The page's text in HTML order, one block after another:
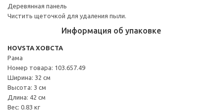
Деревянная панель
Чистить щеточкой для удаления пыли.
Информация об упаковке
HOVSTA ХОВСТА
Рама
Номер товара: 103.657.49
Ширина: 32 см
Высота: 3 см
Длина: 42 см
Вес: 0.83 кг